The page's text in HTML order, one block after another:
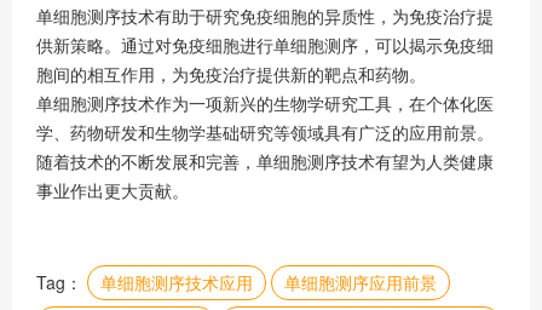
单细胞测序技术有助于研究免疫细胞的异质性，为免疫治疗提
供新策略。通过对免疫细胞进行单细胞测序，可以揭示免疫细
胞间的相互作用，为免疫治疗提供新的靶点和药物。
单细胞测序技术作为一项新兴的生物学研究工具，在个体化医
学、药物研发和生物学基础研究等领域具有广泛的应用前景。
随着技术的不断发展和完善，单细胞测序技术有望为人类健康
事业作出更大贡献。
Tag： 单细胞测序技术应用
单细胞测序应用前景